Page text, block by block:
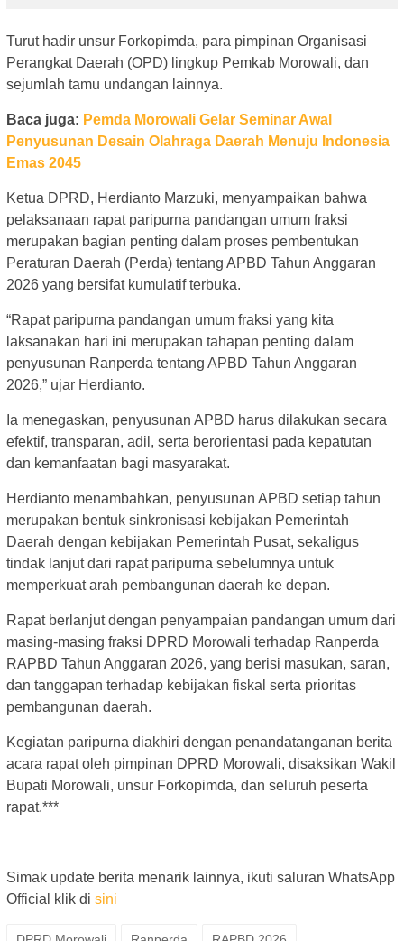
Turut hadir unsur Forkopimda, para pimpinan Organisasi
Perangkat Daerah (OPD) lingkup Pemkab Morowali, dan
sejumlah tamu undangan lainnya.
Baca juga: Pemda Morowali Gelar Seminar Awal
Penyusunan Desain Olahraga Daerah Menuju Indonesia
Emas 2045
Ketua DPRD, Herdianto Marzuki, menyampaikan bahwa
pelaksanaan rapat paripurna pandangan umum fraksi
merupakan bagian penting dalam proses pembentukan
Peraturan Daerah (Perda) tentang APBD Tahun Anggaran
2026 yang bersifat kumulatif terbuka.
“Rapat paripurna pandangan umum fraksi yang kita
laksanakan hari ini merupakan tahapan penting dalam
penyusunan Ranperda tentang APBD Tahun Anggaran
2026,” ujar Herdianto.
Ia menegaskan, penyusunan APBD harus dilakukan secara
efektif, transparan, adil, serta berorientasi pada kepatutan
dan kemanfaatan bagi masyarakat.
Herdianto menambahkan, penyusunan APBD setiap tahun
merupakan bentuk sinkronisasi kebijakan Pemerintah
Daerah dengan kebijakan Pemerintah Pusat, sekaligus
tindak lanjut dari rapat paripurna sebelumnya untuk
memperkuat arah pembangunan daerah ke depan.
Rapat berlanjut dengan penyampaian pandangan umum dari
masing-masing fraksi DPRD Morowali terhadap Ranperda
RAPBD Tahun Anggaran 2026, yang berisi masukan, saran,
dan tanggapan terhadap kebijakan fiskal serta prioritas
pembangunan daerah.
Kegiatan paripurna diakhiri dengan penandatanganan berita
acara rapat oleh pimpinan DPRD Morowali, disaksikan Wakil
Bupati Morowali, unsur Forkopimda, dan seluruh peserta
rapat.***
Simak update berita menarik lainnya, ikuti saluran WhatsApp
Official klik di sini